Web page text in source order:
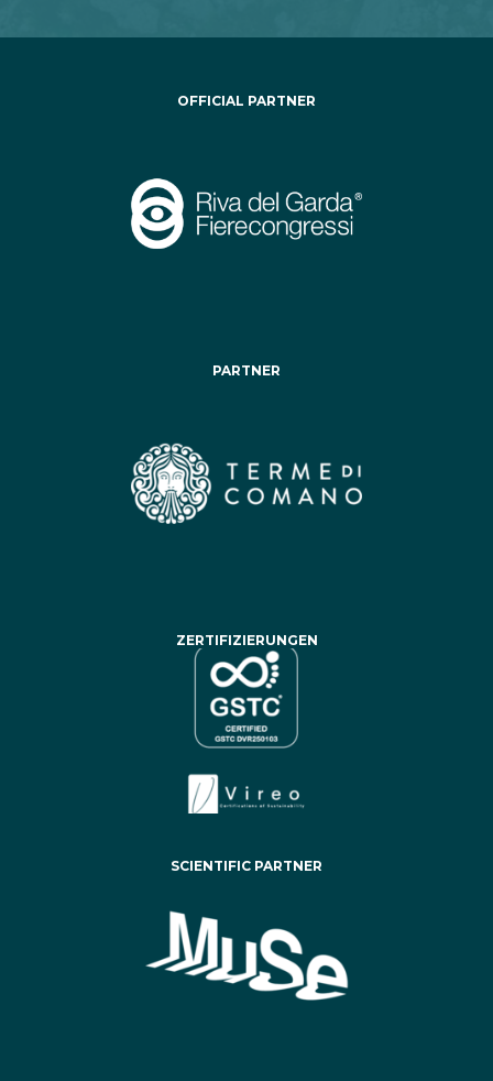
OFFICIAL PARTNER
PARTNER
ZERTIFIZIERUNGEN
SCIENTIFIC PARTNER